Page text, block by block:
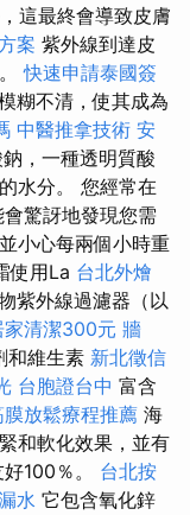
這最終會導致皮膚
案 紫外線到達皮
。快速申請泰國簽
糊不清，使其成為
中醫推拿技術 安
，一種透明質酸
水分。 您經常在
驚訝地發現您需
小心每兩個小時重
使用La 台北外燴
紫外線過濾器（以
家清潔300元 牆
和維生素 新北徵信
台胞證台中 富含
膜放鬆療程推薦 海
和軟化效果，並有
100％。 台北按
水 它包含氧化鋅